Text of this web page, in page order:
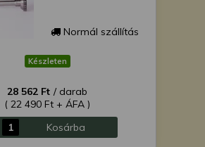
Normál szállítás
Készleten
28 562 Ft / darab
( 22 490 Ft + ÁFA )
Kosárba